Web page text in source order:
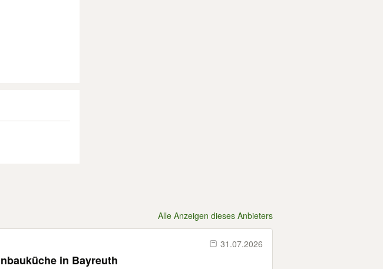
Alle Anzeigen dieses Anbieters
31.07.2026
in Bayreuth